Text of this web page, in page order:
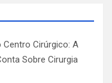
Centro Cirúrgico: A
Sobre Cirurgia